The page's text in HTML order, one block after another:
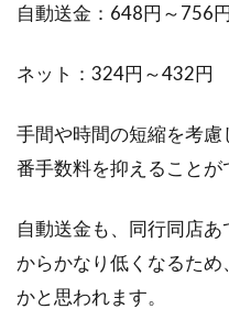
自動送金：648円～756円
ネット：324円～432円
手間や時間の短縮を考
番手数料を抑えることが
自動送金も、同行同店
からかなり低くなるた
かと思われます。